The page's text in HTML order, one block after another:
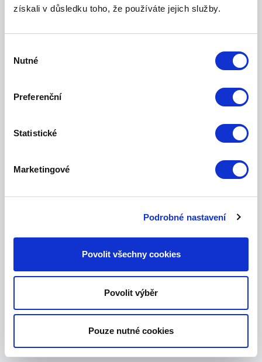
získali v důsledku toho, že používáte jejich služby.
souhlasu
Nutné
Preferenční
Statistické
Marketingové
Podrobné nastavení
Povolit všechny cookies
Povolit výběr
Pouze nutné cookies
V jakých situacích mi Tísňová linka
JABLOTRON pomůže?